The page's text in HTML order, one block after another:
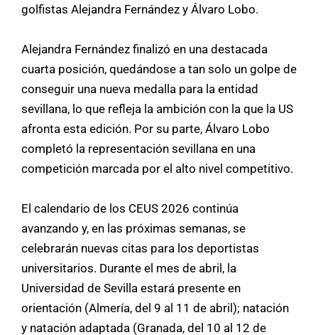
golfistas Alejandra Fernández y Álvaro Lobo.
Alejandra Fernández finalizó en una destacada
cuarta posición, quedándose a tan solo un golpe de
conseguir una nueva medalla para la entidad
sevillana, lo que refleja la ambición con la que la US
afronta esta edición. Por su parte, Álvaro Lobo
completó la representación sevillana en una
competición marcada por el alto nivel competitivo.
El calendario de los CEUS 2026 continúa
avanzando y, en las próximas semanas, se
celebrarán nuevas citas para los deportistas
universitarios. Durante el mes de abril, la
Universidad de Sevilla estará presente en
orientación (Almería, del 9 al 11 de abril); natación
y natación adaptada (Granada, del 10 al 12 de